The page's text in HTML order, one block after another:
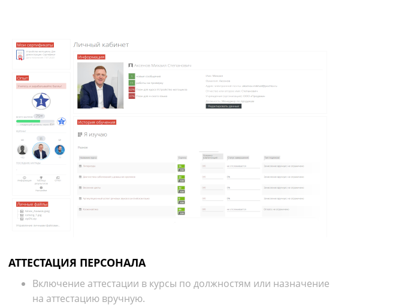
АТТЕСТАЦИЯ ПЕРСОНАЛА
Включение аттестации в курсы по должностям или назначение
на аттестацию вручную.